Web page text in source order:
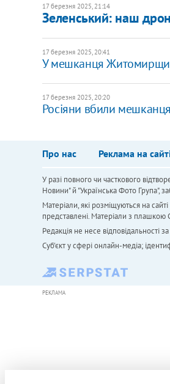
17 березня 2025, 21:14
Зеленський: наш
17 березня 2025, 20:41
У мешканця
17 березня 2025, 20:20
Росіяни вбили
Про нас Реклама на
У разі повного чи часткового
Новини" й "Українська Фото Група",
Матеріали, які розміщуються на
представлені. Матеріали з плашкою
Редакція не несе відповідальності
Cуб'єкт у сфері онлайн-медіа;
РЕКЛАМА